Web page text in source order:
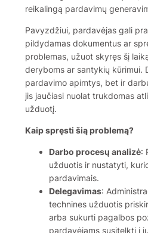
reikalingą pardavimų
Pavyzdžiui, pardavėjas gali
pildydamas dokumentus ar
problemas, užuot skyręs šį
deryboms ar santykių kūrimui.
pardavimo apimtys, bet ir
jis jaučiasi nuolat trukdomas
užduotį.
Kaip spręsti šią problemą?
Darbo procesų analizė:
užduotis ir nustatyti,
pardavimais.
Delegavimas:
technines užduotis
arba sukurti pagalbos
pardavėjams susitelkti į